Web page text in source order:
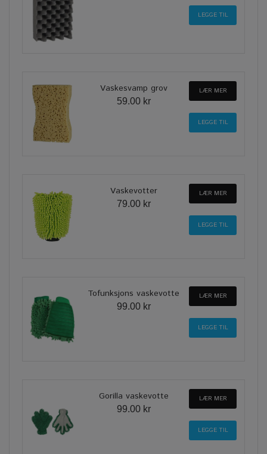
Vaskesvamp grov
59.00 kr
LÆR MER
Vaskevotter
79.00 kr
LÆR MER
Tofunksjons vaskevotte
99.00 kr
LÆR MER
Gorilla vaskevotte
99.00 kr
LÆR MER